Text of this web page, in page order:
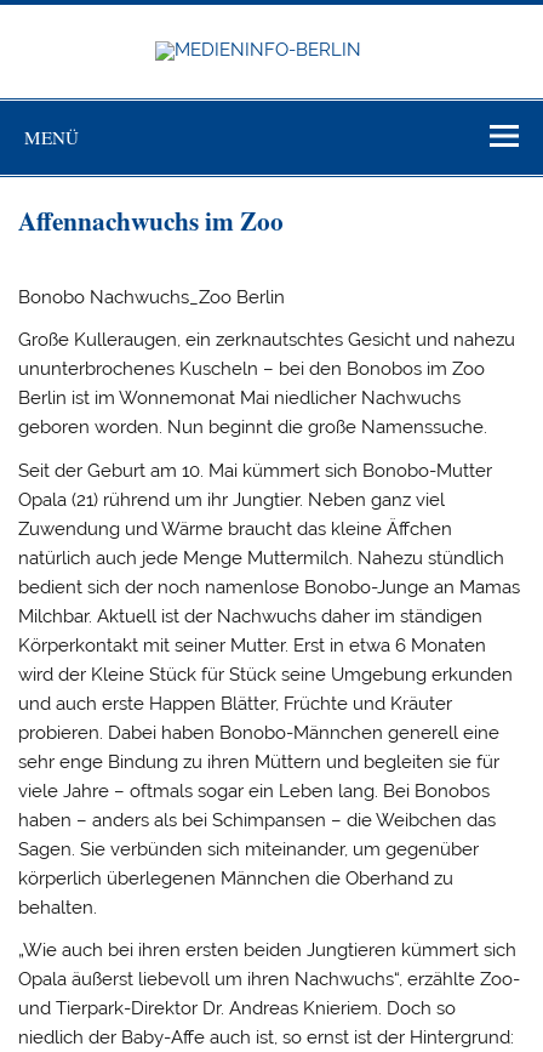
Zum
MENÜ
Affennachwuchs im Zoo
Bonobo Nachwuchs_Zoo Berlin
Große Kulleraugen, ein zerknautschtes Gesicht und nahezu
ununterbrochenes Kuscheln – bei den Bonobos im Zoo
Berlin ist im Wonnemonat Mai niedlicher Nachwuchs
geboren worden. Nun beginnt die große Namenssuche.
Seit der Geburt am 10. Mai kümmert sich Bonobo-Mutter
Opala (21) rührend um ihr Jungtier. Neben ganz viel
Zuwendung und Wärme braucht das kleine Äffchen
natürlich auch jede Menge Muttermilch. Nahezu stündlich
bedient sich der noch namenlose Bonobo-Junge an Mamas
Milchbar. Aktuell ist der Nachwuchs daher im ständigen
Körperkontakt mit seiner Mutter. Erst in etwa 6 Monaten
wird der Kleine Stück für Stück seine Umgebung erkunden
und auch erste Happen Blätter, Früchte und Kräuter
probieren. Dabei haben Bonobo-Männchen generell eine
sehr enge Bindung zu ihren Müttern und begleiten sie für
viele Jahre – oftmals sogar ein Leben lang. Bei Bonobos
haben – anders als bei Schimpansen – die Weibchen das
Sagen. Sie verbünden sich miteinander, um gegenüber
körperlich überlegenen Männchen die Oberhand zu
behalten.
„Wie auch bei ihren ersten beiden Jungtieren kümmert sich
Opala äußerst liebevoll um ihren Nachwuchs“, erzählte Zoo-
und Tierpark-Direktor Dr. Andreas Knieriem. Doch so
niedlich der Baby-Affe auch ist, so ernst ist der Hintergrund: